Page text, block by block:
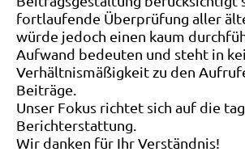
fortlaufende Überprüfung aller
würde jedoch einen kaum
Aufwand bedeuten und steht in
Verhältnismäßigkeit zu den
Beiträge.
Unser Fokus richtet sich auf die
Berichterstattung.
Wir danken für Ihr Verständnis!